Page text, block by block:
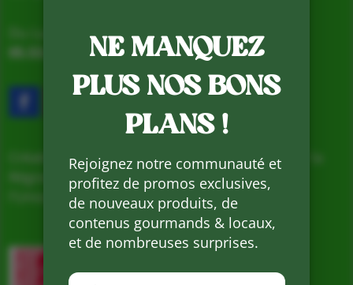
Du Lundi au Samedi de 9h à 19h
05.53.31.98.50–Accès & Contact
Création d’un nouveau magasin, soutenu par la
Région Nouvelle Aquitaine et cofinancé par
l’Union européenne
NE MANQUEZ
PLUS NOS BONS
PLANS !
Rejoignez notre communauté et
profitez de promos exclusives,
de nouveaux produits, de
contenus gourmands & locaux,
et de nombreuses surprises.